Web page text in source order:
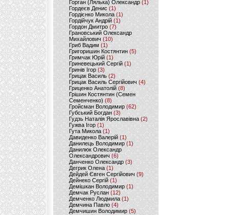
Горган (Лялька) Олександр(1)
Гордеєв Денис (1)
Гордієнко Микола (1)
Гордійчук Андрій (1)
Гордон Дмитро (7)
Грановський Олександр
Михайлович (10)
Гриб Вадим (1)
Григоришин Костянтин (5)
Гримчак Юрій(1)
Гриневецький Сергій(1)
Гринів Ігор (3)
Грицак Василь (2)
Грицак Василь Сергійович (4)
Гриценко Анатолій (8)
Грішин Костянтин (Семен
Семенченко)(8)
Гройсман Володимир(62)
Губський Богдан (3)
Гудзь Наталія Ярославівна(2)
Гужва Ігор (1)
Гута Микола (1)
Давиденко Валерій (1)
Данилець Володимир(1)
Данилюк Олександр
Олександрович (6)
Данченко Олександр (3)
Дегрик Олена(1)
Дейдей Євген Сергійович(9)
Дейнеко Сергій (1)
Демішкан Володимир(1)
Демчак Руслан (12)
Демченко Людмила (1)
Демчина Павло (4)
Демчишин Володимир (5)